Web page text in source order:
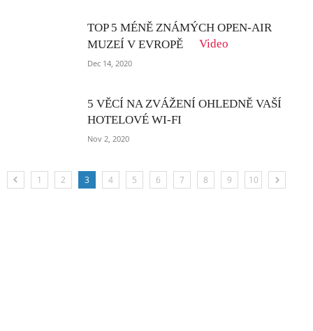
TOP 5 MÉNĚ ZNÁMÝCH OPEN-AIR
MUZEÍ V EVROPĚ
Video
Dec 14, 2020
5 VĚCÍ NA ZVÁŽENÍ OHLEDNĚ VAŠÍ
HOTELOVÉ WI-FI
Nov 2, 2020
1 2 3 4 5 6 7 8 9 10